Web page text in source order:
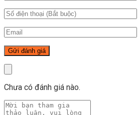
Chưa có đánh giá nào.